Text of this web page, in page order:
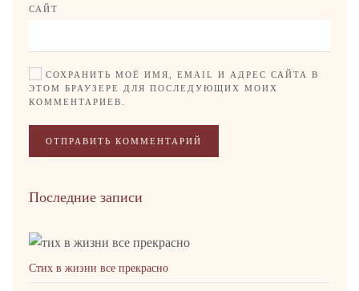
САЙТ
СОХРАНИТЬ МОЁ ИМЯ, EMAIL И АДРЕС САЙТА В
ЭТОМ БРАУЗЕРЕ ДЛЯ ПОСЛЕДУЮЩИХ МОИХ
КОММЕНТАРИЕВ.
ОТПРАВИТЬ КОММЕНТАРИЙ
Последние записи
Стих в жизни все прекрасно